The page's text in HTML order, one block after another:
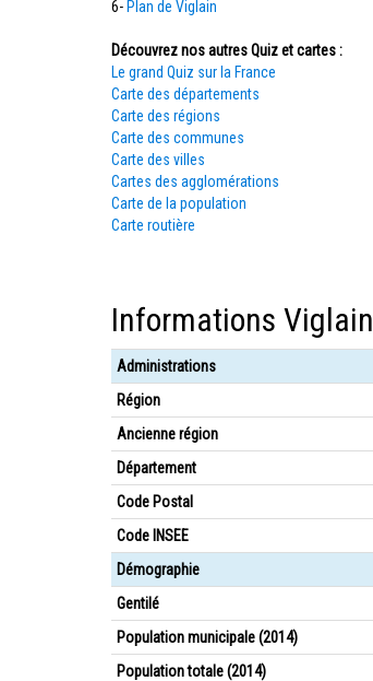
6- Plan de Viglain
Découvrez nos autres Quiz et cartes :
Le grand Quiz sur la France
Carte des départements
Carte des régions
Carte des communes
Carte des villes
Cartes des agglomérations
Carte de la population
Carte routière
Informations Viglain
Administrations
Région
Ancienne région
Département
Code Postal
Code INSEE
Démographie
Gentilé
Population municipale (2014)
Population totale (2014)